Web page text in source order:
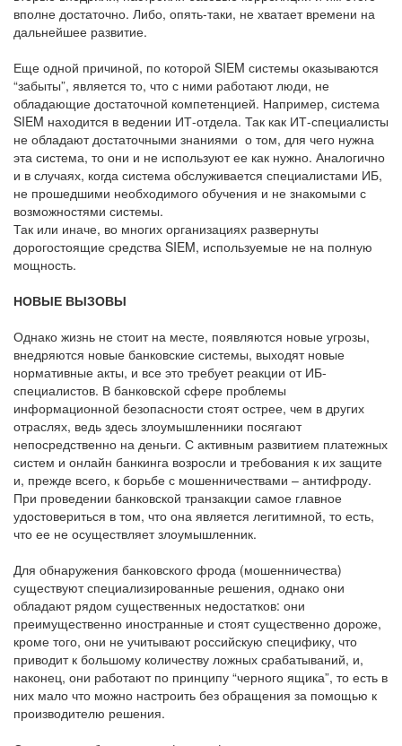
вполне достаточно. Либо, опять-таки, не хватает времени на
дальнейшее развитие.
Еще одной причиной, по которой SIEM системы оказываются
“забыты”, является то, что с ними работают люди, не
обладающие достаточной компетенцией. Например, система
SIEM находится в ведении ИТ-отдела. Так как ИТ-специалисты
не обладают достаточными знаниями о том, для чего нужна
эта система, то они и не используют ее как нужно. Аналогично
и в случаях, когда система обслуживается специалистами ИБ,
не прошедшими необходимого обучения и не знакомыми с
возможностями системы.
Так или иначе, во многих организациях развернуты
дорогостоящие средства SIEM, используемые не на полную
мощность.
НОВЫЕ ВЫЗОВЫ
Однако жизнь не стоит на месте, появляются новые угрозы,
внедряются новые банковские системы, выходят новые
нормативные акты, и все это требует реакции от ИБ-
специалистов. В банковской сфере проблемы
информационной безопасности стоят острее, чем в других
отраслях, ведь здесь злоумышленники посягают
непосредственно на деньги. С активным развитием платежных
систем и онлайн банкинга возросли и требования к их защите
и, прежде всего, к борьбе с мошенничествами – антифроду.
При проведении банковской транзакции самое главное
удостовериться в том, что она является легитимной, то есть,
что ее не осуществляет злоумышленник.
Для обнаружения банковского фрода (мошенничества)
существуют специализированные решения, однако они
обладают рядом существенных недостатков: они
преимущественно иностранные и стоят существенно дороже,
кроме того, они не учитывают российскую специфику, что
приводит к большому количеству ложных срабатываний, и,
наконец, они работают по принципу “черного ящика”, то есть в
них мало что можно настроить без обращения за помощью к
производителю решения.